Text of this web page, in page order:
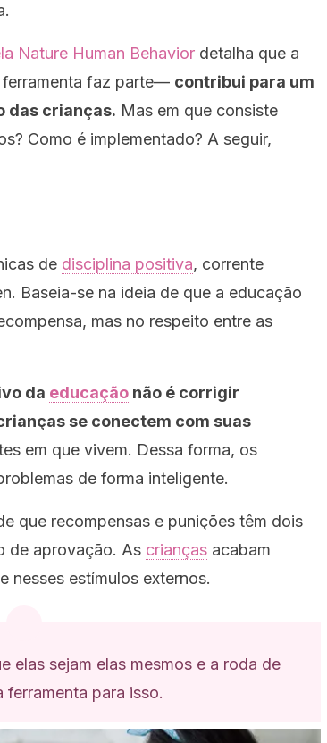
Nature Human Behavior detalha que a
faz parte— contribui para um
das crianças. Mas em que consiste
Como é implementado? A seguir,
de disciplina positiva, corrente
Baseia-se na ideia de que a educação
mas no respeito entre as
da educação não é corrigir
se conectem com suas
em que vivem. Dessa forma, os
de forma inteligente.
que recompensas e punições têm dois
de aprovação. As crianças acabam
nesses estímulos externos.
elas sejam elas mesmos e a roda de
ferramenta para isso.